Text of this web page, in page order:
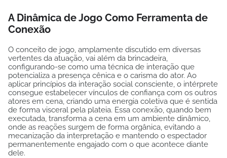
A Dinâmica de Jogo Como Ferramenta de
Conexão
O conceito de jogo, amplamente discutido em diversas
vertentes da atuação, vai além da brincadeira,
configurando-se como uma técnica de interação que
potencializa a presença cênica e o carisma do ator. Ao
aplicar princípios da interação social consciente, o intérprete
consegue estabelecer vínculos de confiança com os outros
atores em cena, criando uma energia coletiva que é sentida
de forma visceral pela plateia. Essa conexão, quando bem
executada, transforma a cena em um ambiente dinâmico,
onde as reações surgem de forma orgânica, evitando a
mecanização da interpretação e mantendo o espectador
permanentemente engajado com o que acontece diante
dele.